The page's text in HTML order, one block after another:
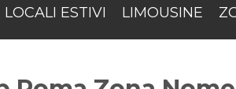
LOCALI ESTIVI LIMOUSINE